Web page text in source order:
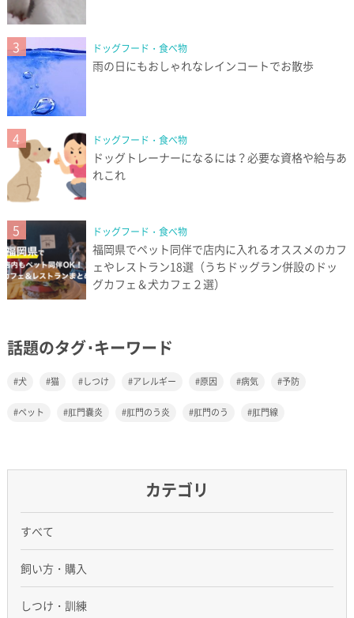
3 ドッグフード・食べ物
雨の日にもおしゃれなレインコートでお散歩
4 ドッグフード・食べ物
ドッグトレーナーになるには？必要な資格や給与あ
れこれ
5 ドッグフード・食べ物
福岡県でペット同伴で店内に入れるオススメのカフ
ェやレストラン18選（うちドッグラン併設のドッ
グカフェ＆犬カフェ２選）
話題のタグ･キーワード
犬 猫 しつけ アレルギー 原因 病気 予防
ペット 肛門嚢炎 肛門のう炎 肛門のう 肛門線
カテゴリ
すべて
飼い方・購入
しつけ・訓練